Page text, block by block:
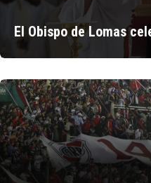
El Obispo de Lomas